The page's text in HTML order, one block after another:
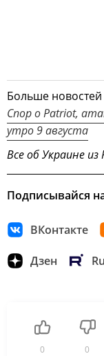
Больше
Спор о Patriot,
утро 9 августа
Все об Украине
Подписывайся
ВКонтакте
Дзен
0 0